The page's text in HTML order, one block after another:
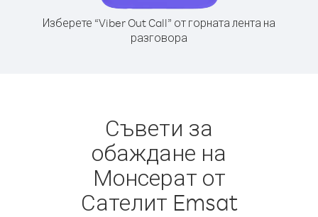
Изберете “Viber Out Call” от горната лента на
разговора
Съвети за
обаждане на
Монсерат от
Сателит Emsat